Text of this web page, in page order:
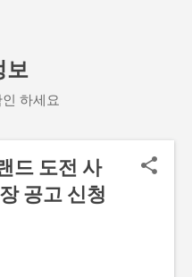
보
하세요
드 도전 사
공고 신청